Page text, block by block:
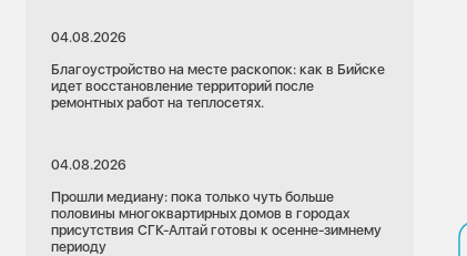
04.08.2026
Благоустройство на месте раскопок: как в Бийске
идет восстановление территорий после
ремонтных работ на теплосетях.
04.08.2026
Прошли медиану: пока только чуть больше
половины многоквартирных домов в городах
присутствия СГК-Алтай готовы к осенне-зимнему
периоду